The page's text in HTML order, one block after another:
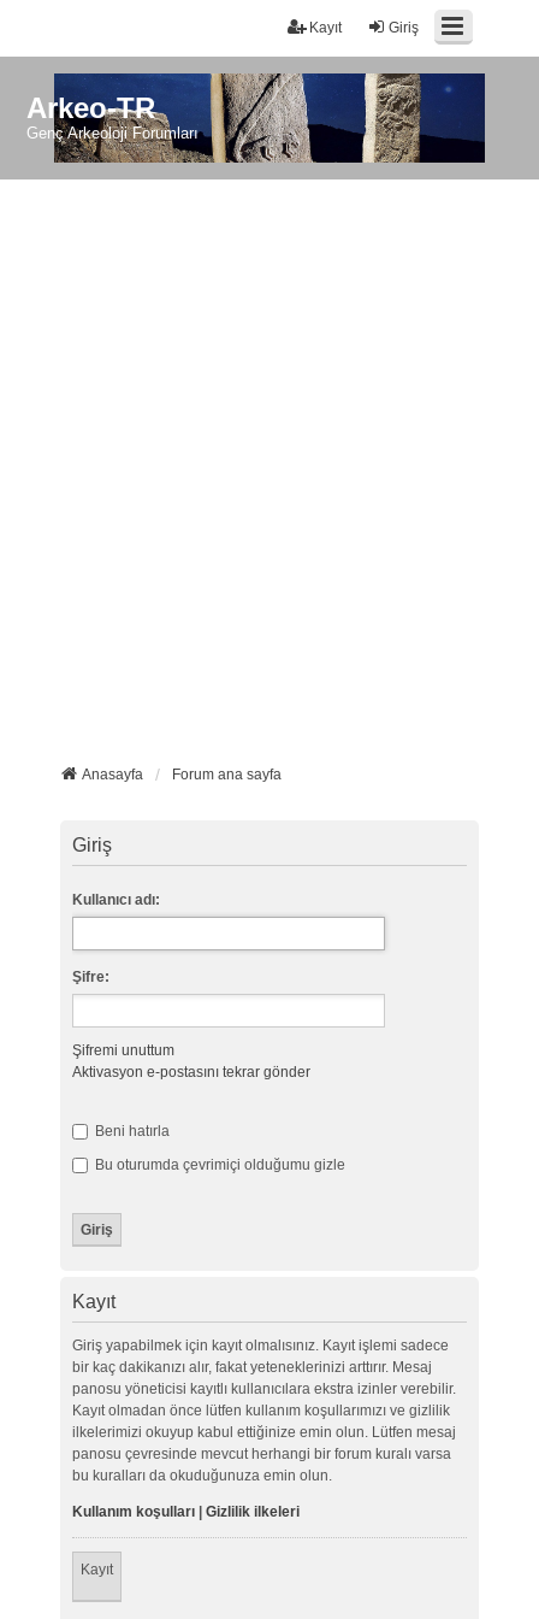
Giriş
Kayıt
Arkeo-TR
Genç Arkeoloji Forumları
Anasayfa Forum ana sayfa
Giriş
Kullanıcı adı:
Şifre:
Şifremi unuttum
Aktivasyon e-postasını tekrar gönder
Beni hatırla
Bu oturumda çevrimiçi olduğumu gizle
Kayıt
Giriş yapabilmek için kayıt olmalısınız. Kayıt işlemi sadece
bir kaç dakikanızı alır, fakat yeteneklerinizi arttırır. Mesaj
panosu yöneticisi kayıtlı kullanıcılara ekstra izinler verebilir.
Kayıt olmadan önce lütfen kullanım koşullarımızı ve gizlilik
ilkelerimizi okuyup kabul ettiğinize emin olun. Lütfen mesaj
panosu çevresinde mevcut herhangi bir forum kuralı varsa
bu kuralları da okuduğunuza emin olun.
Kullanım koşulları| Gizlilik ilkeleri
Kayıt